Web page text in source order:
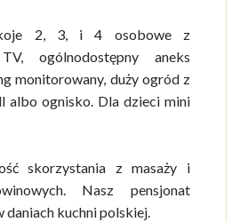
2, 3, i 4 osobowe z
ogólnodostępny aneks
monitorowany, duży ogród z
albo ognisko. Dla dzieci mini
skorzystania z masaży i
Nasz pensjonat
daniach kuchni polskiej.